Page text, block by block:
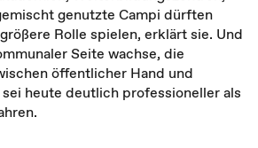
genutzte Campi dürften
Rolle spielen, erklärt sie. Und
Seite wachse, die
öffentlicher Hand und
heute deutlich professioneller als